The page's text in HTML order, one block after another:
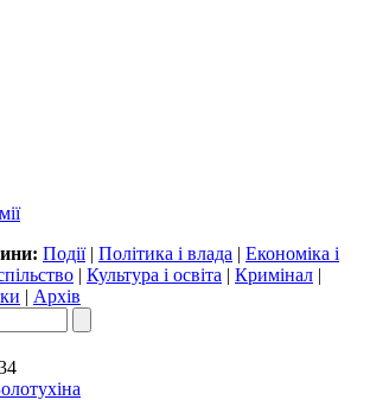
Події| Політика і влада | Економіка і
| Культура і освіта | Кримінал |
| Архів